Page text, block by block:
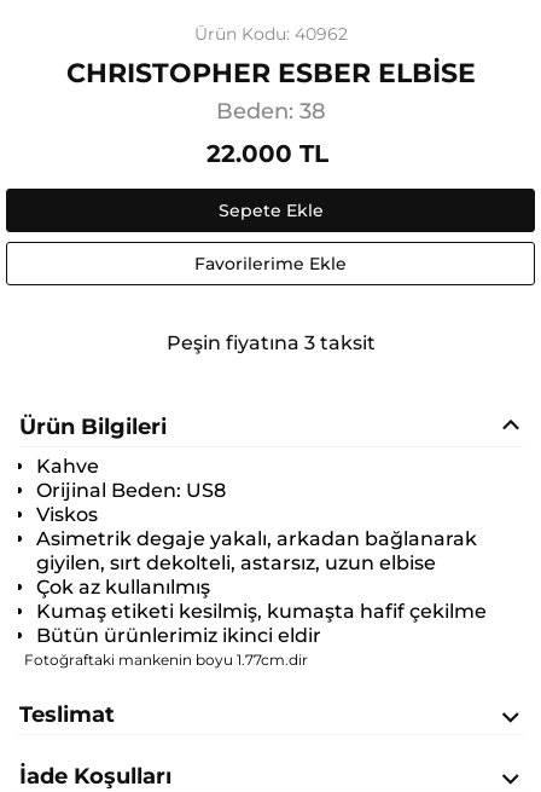
Ürün Kodu: 40962
CHRISTOPHER ESBER ELBİSE
Beden: 38
22.000 TL
Sepete Ekle
Favorilerime Ekle
Peşin fiyatına 3 taksit
Ürün Bilgileri
Kahve
Orijinal Beden: US8
Viskos
Asimetrik degaje yakalı, arkadan bağlanarak
giyilen, sırt dekolteli, astarsız, uzun elbise
Çok az kullanılmış
Kumaş etiketi kesilmiş, kumaşta hafif çekilme
Bütün ürünlerimiz ikinci eldir
Fotoğraftaki mankenin boyu 1.77cm.dir
Teslimat
İade Koşulları